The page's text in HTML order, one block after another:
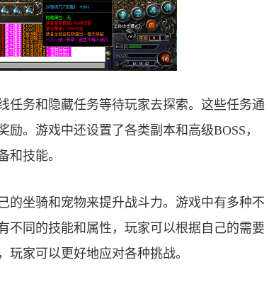
任务和隐藏任务等待玩家去探索。这些任务通
。游戏中还设置了各类副本和高级BOSS，
和技能。
的坐骑和宠物来提升战斗力。游戏中有多种不
不同的技能和属性，玩家可以根据自己的需要
家可以更好地应对各种挑战。